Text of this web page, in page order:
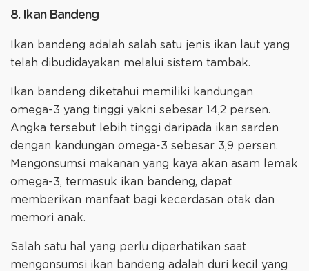
8. Ikan Bandeng
Ikan bandeng adalah salah satu jenis ikan laut yang
telah dibudidayakan melalui sistem tambak.
Ikan bandeng diketahui memiliki kandungan
omega-3 yang tinggi yakni sebesar 14,2 persen.
Angka tersebut lebih tinggi daripada ikan sarden
dengan kandungan omega-3 sebesar 3,9 persen.
Mengonsumsi makanan yang kaya akan asam lemak
omega-3, termasuk ikan bandeng, dapat
memberikan manfaat bagi kecerdasan otak dan
memori anak.
Salah satu hal yang perlu diperhatikan saat
mengonsumsi ikan bandeng adalah duri kecil yang